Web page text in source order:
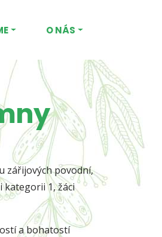
O NÁS
zářijových povodní,
kategorii 1, žáci
a bohatostí